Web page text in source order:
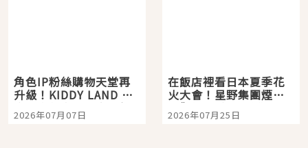
角色IP粉絲購物天堂再
升級！KIDDY LAND 原
宿店吉伊卡哇迎客，新
開幕 OMOKADO 店3分
2026年07月07日
在飯店裡看日本夏季花
火大會！星野集團煙火
景觀飯店6選，讓你不用
人擠人悠閒欣賞
2026年07月25日